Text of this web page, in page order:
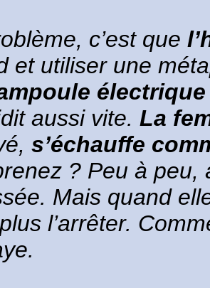
c’est que
et utiliser une
électrique
aussi vite. La
s’échauffe
? Peu à peu,
Mais quand
l’arrêter.